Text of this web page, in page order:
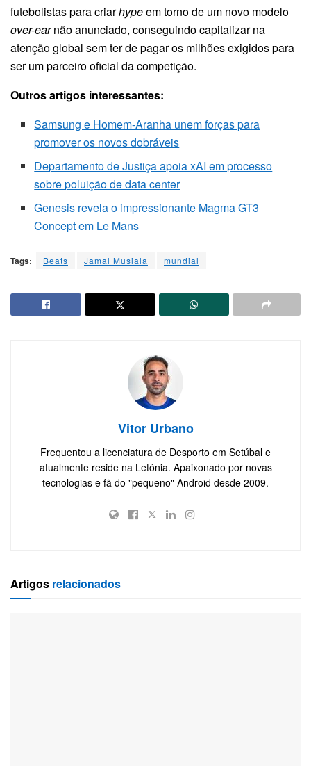
futebolistas para criarhypeem torno de um novo modelo
over-earnão anunciado, conseguindo capitalizar na
atenção global sem ter de pagar os milhões exigidos para
ser um parceiro oficial da competição.
Outros artigos interessantes:
Samsung e Homem-Aranha unem forças para
promover os novos dobráveis
Departamento de Justiça apoia xAI em processo
sobre poluição de data center
Genesis revela o impressionante Magma GT3
Concept em Le Mans
Tags: Beats Jamal Musiala mundial
Vitor Urbano
Frequentou a licenciatura de Desporto em Setúbal e
atualmente reside na Letónia. Apaixonado por novas
tecnologias e fã do "pequeno" Android desde 2009.
Artigos relacionados